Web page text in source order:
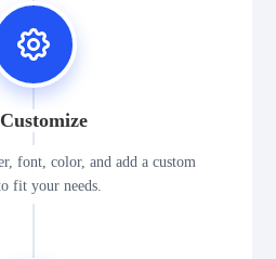
font, color, and add a custom
fit your needs.